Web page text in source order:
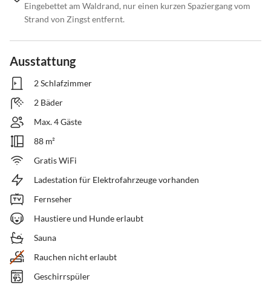
Eingebettet am Waldrand, nur einen kurzen Spaziergang vom
Strand von Zingst entfernt.
Ausstattung
2 Schlafzimmer
2 Bäder
Max. 4 Gäste
88 m²
Gratis WiFi
Ladestation für Elektrofahrzeuge vorhanden
Fernseher
Haustiere und Hunde erlaubt
Sauna
Rauchen nicht erlaubt
Geschirrspüler